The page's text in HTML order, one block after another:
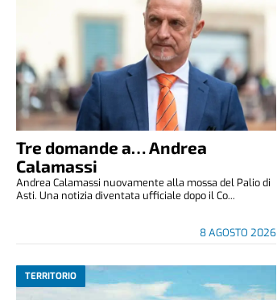
Tre domande a… Andrea
Calamassi
8 AGOSTO 2026
Andrea Calamassi nuovamente alla mossa del Palio di
Asti. Una notizia diventata ufficiale dopo il Co...
TERRITORIO